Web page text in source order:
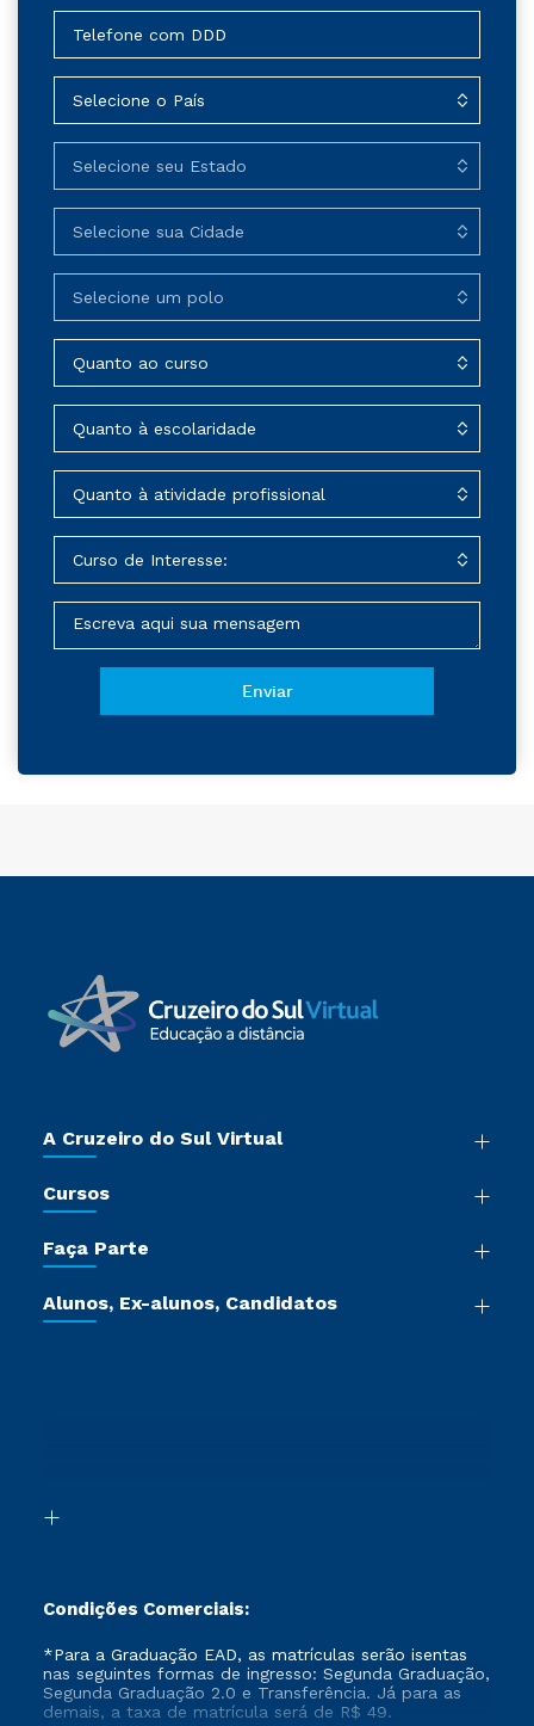
A Cruzeiro do Sul Virtual
Sala de Imprensa
Certificadoras
Jornada do Aluno
Cursos
Pós-graduação
Cursos Livres
Faça Parte
Vestibular Redação
Formação Pedagógica - R2
Alunos, Ex-alunos, Candidatos
Condições Comerciais:
*Para a Graduação EAD, as matrículas serão isentas
nas seguintes formas de ingresso: Segunda Graduação,
Segunda Graduação 2.0 e Transferência. Já para as
demais, a taxa de matrícula será de R$ 49.